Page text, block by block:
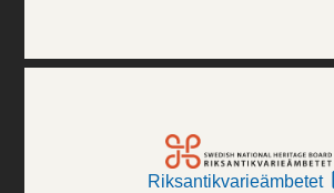
Riksantikvarieämbetet